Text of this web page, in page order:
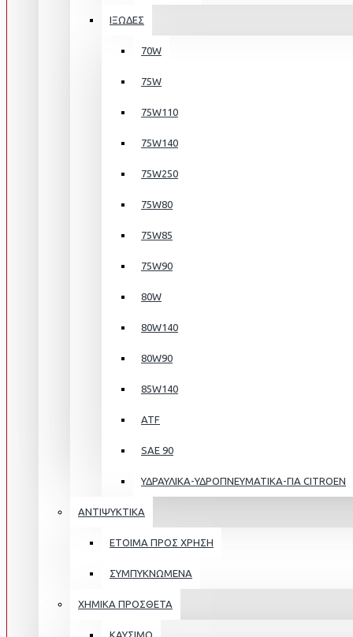
ΙΞΩΔΕΣ
70W
75W
75W110
75W140
75W250
75W80
75W85
75W90
80W
80W140
80W90
85W140
ATF
SAE 90
ΥΔΡΑΥΛΙΚΑ-ΥΔΡΟΠΝΕΥΜΑΤΙΚΑ-ΓΙΑ CITROEN
ΑΝΤΙΨΥΚΤΙΚΑ
ΕΤΟΙΜΑ ΠΡΟΣ ΧΡΗΣΗ
ΣΥΜΠΥΚΝΩΜΕΝΑ
ΧΗΜΙΚΑ ΠΡΟΣΘΕΤΑ
ΚΑΥΣΙΜΟ